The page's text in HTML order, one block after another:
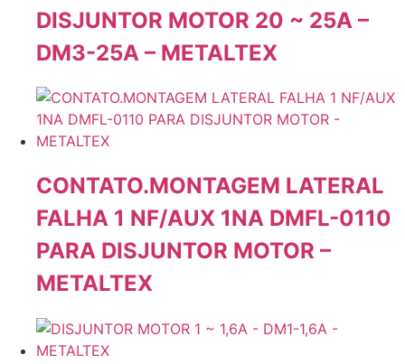
DISJUNTOR MOTOR 20 ~ 25A –
DM3-25A – METALTEX
CONTATO.MONTAGEM LATERAL
FALHA 1 NF/AUX 1NA DMFL-0110
PARA DISJUNTOR MOTOR –
METALTEX